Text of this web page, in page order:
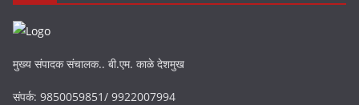
मुख्य संपादक संचालक.. बी.एम. काळे देशमुख
संपर्क: 9850059851/ 9922007994